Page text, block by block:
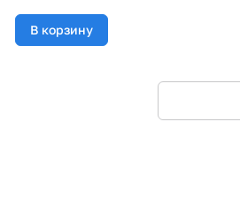
В корзину